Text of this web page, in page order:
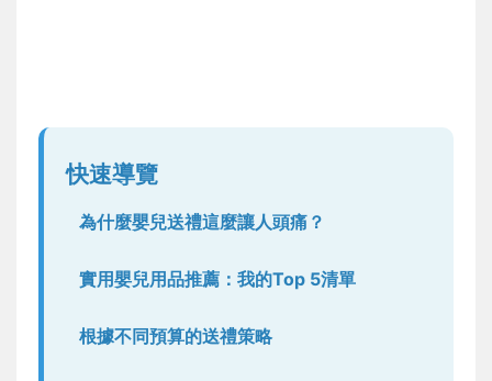
快速導覽
為什麼嬰兒送禮這麼讓人頭痛？
實用嬰兒用品推薦：我的Top 5清單
根據不同預算的送禮策略